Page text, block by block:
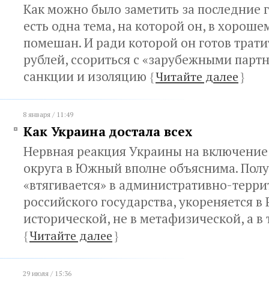
Как можно было заметить за последние
есть одна тема, на которой он, в
помешан. И ради которой он готов
рублей, ссориться с «зарубежными
санкции и изоляцию {Читайте далее}
8 января / 11:49
Как Украина достала всех
Нервная реакция Украины на
округа в Южный вполне объяснима.
«втягивается» в административно-
российского государства, укореняется
исторической, не в метафизической, а в
{Читайте далее}
29 июля / 15:36